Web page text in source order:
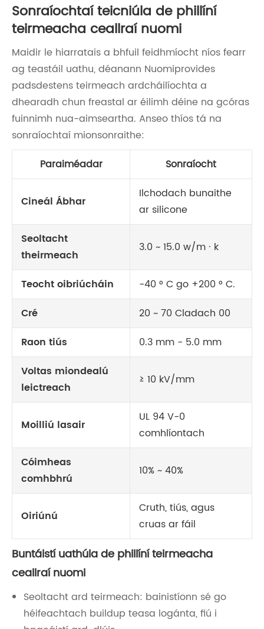
Sonraíochtaí teicniúla de phillíní
teirmeacha ceallraí nuomi
Maidir le hiarratais a bhfuil feidhmíocht níos fearr
ag teastáil uathu, déanann Nuomiprovides
padsdestens teirmeach ardcháilíochta a
dhearadh chun freastal ar éilimh déine na gcóras
fuinnimh nua-aimseartha. Anseo thíos tá na
sonraíochtaí mionsonraithe:
Paraiméadar
Sonraíocht
Cineál Ábhar
Ilchodach bunaithe
ar silicone
Seoltacht
theirmeach
3.0 ~ 15.0 w/m · k
Teocht oibriúcháin
-40 ° C go +200 ° C.
Cré
20 ~ 70 Cladach 00
Raon tiús
0.3 mm - 5.0 mm
Voltas miondealú
leictreach
≥ 10 kV/mm
Moilliú lasair
UL 94 V-0
comhlíontach
Cóimheas
comhbhrú
10% ~ 40%
Oiriúnú
Cruth, tiús, agus
cruas ar fáil
Buntáistí uathúla de phillíní teirmeacha
ceallraí nuomi
Seoltacht ard teirmeach: bainistíonn sé go
héifeachtach buildup teasa logánta, fiú i